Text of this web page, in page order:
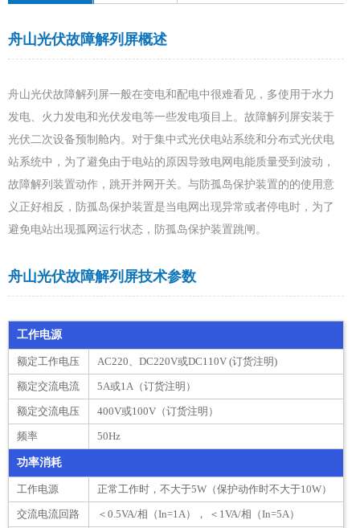
舟山光伏故障解列屏概述
舟山光伏故障解列屏一般在变电和配电中很难看见，多使用于水力
发电、火力发电和光伏发电等一些发电项目上。故障解列屏安装于
光伏二次设备预制舱内。对于集中式光伏电站系统和分布式光伏电
站系统中，为了避免由于电站的原因导致电网电能质量受到波动，
故障解列装置动作，跳开并网开关。与防孤岛保护装置的的使用意
义正好相反，防孤岛保护装置是当电网出现异常或者停电时，为了
避免电站出现孤网运行状态，防孤岛保护装置跳闸。
舟山光伏故障解列屏技术参数
工作电源
额定工作电压 AC220、DC220V或DC110V (订货注明)
额定交流电流 5A或1A（订货注明）
额定交流电压 400V或100V（订货注明）
频率 50Hz
功率消耗
工作电源 正常工作时，不大于5W（保护动作时不大于10W）
交流电流回路 ＜0.5VA/相（In=1A）， ＜1VA/相（In=5A）